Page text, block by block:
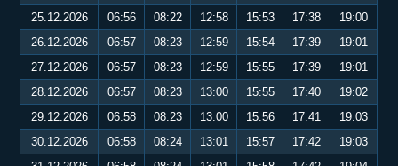
25.12.2026
06:56 08:22 12:58 15:53 17:38
19:00
26.12.2026
06:57 08:23 12:59 15:54 17:39
19:01
27.12.2026
06:57 08:23 12:59 15:55 17:39
19:01
28.12.2026
06:57 08:23 13:00 15:55 17:40
19:02
29.12.2026
06:58 08:23 13:00 15:56 17:41
19:03
30.12.2026
06:58 08:24 13:01 15:57 17:42
19:03